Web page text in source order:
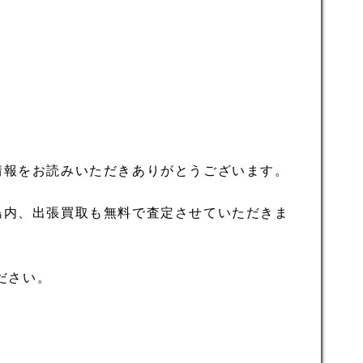
をお読みいただきありがとうございます。
、出張買取も無料で査定させていただきま
い。